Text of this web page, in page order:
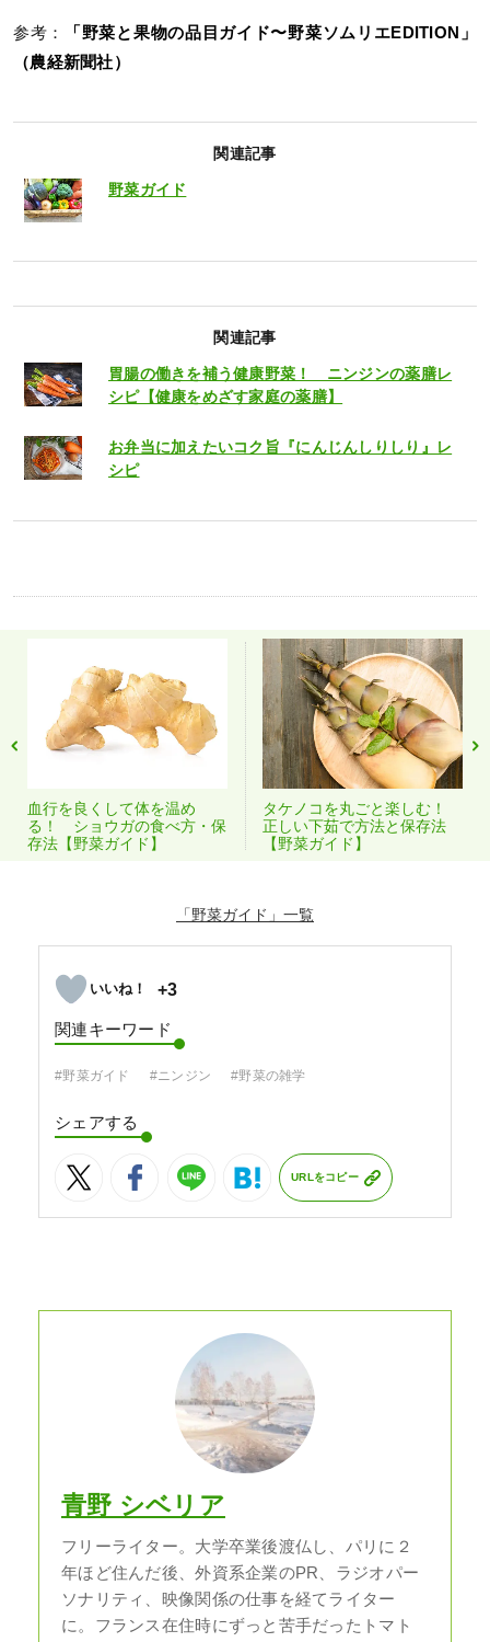
参考：
「野菜と果物の品目ガイド〜野菜ソムリエEDITION」
（農経新聞社）
関連記事
野菜ガイド
関連記事
胃腸の働きを補う健康野菜！ ニンジンの薬膳レ
シピ【健康をめざす家庭の薬膳】
お弁当に加えたいコク旨『にんじんしりしり』レ
シピ
血行を良くして体を温め
る！ ショウガの食べ方・保
存法【野菜ガイド】
タケノコを丸ごと楽しむ！
正しい下茹で方法と保存法
【野菜ガイド】
「野菜ガイド」
+3
関連キーワード
#野菜ガイド #ニンジン #野菜の雑学
シェアする
URLをコピー
青野 シベリア
フリーライター。大学卒業後渡仏し、パリに２
年ほど住んだ後、外資系企業のPR、ラジオパー
ソナリティ、映像関係の仕事を経てライター
に。フランス在住時にずっと苦手だったトマト